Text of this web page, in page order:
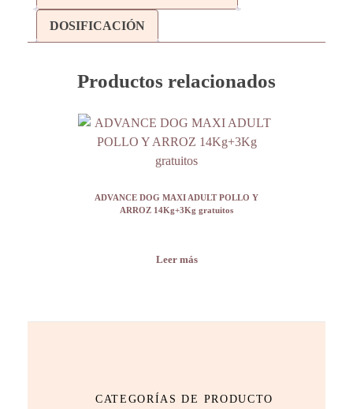
DOSIFICACIÓN
Productos relacionados
ADVANCE DOG MAXI ADULT POLLO Y
ARROZ 14Kg+3Kg gratuitos
Leer más
CATEGORÍAS DE PRODUCTO